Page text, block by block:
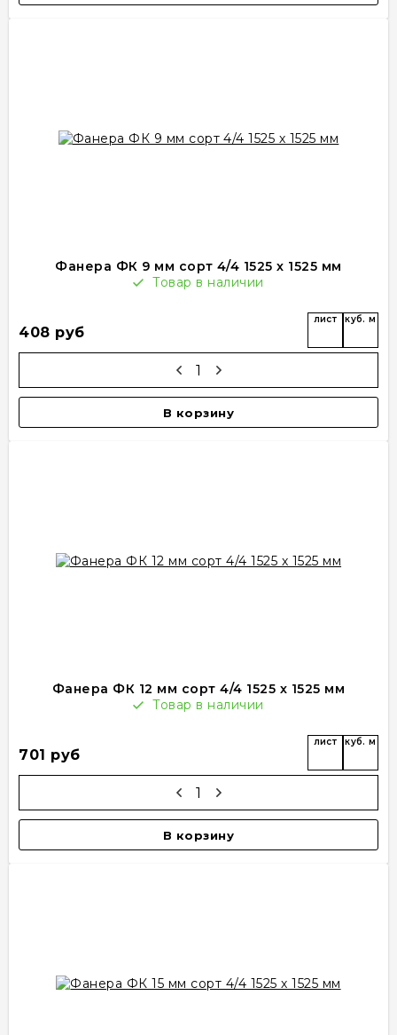
Фанера ФК 9 мм сорт 4/4 1525 х 1525 мм
Товар в наличии
408 руб
лист куб. м
В корзину
Фанера ФК 12 мм сорт 4/4 1525 х 1525 мм
Товар в наличии
701 руб
лист куб. м
В корзину